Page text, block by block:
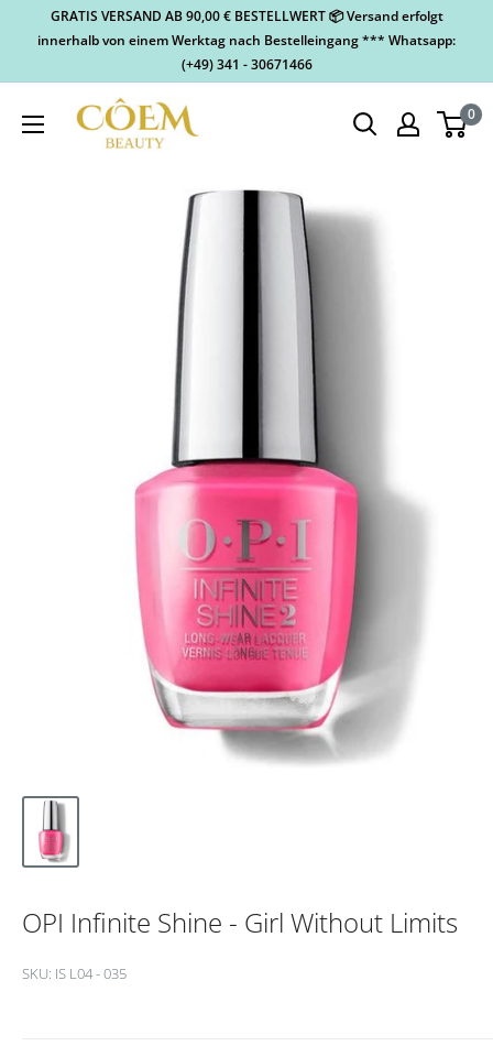
GRATIS VERSAND AB 90,00 € BESTELLWERT 📦 Versand erfolgt
innerhalb von einem Werktag nach Bestelleingang *** Whatsapp:
(+49) 341 - 30671466
0
OPI Infinite Shine - Girl Without Limits
SKU: IS L04 - 035